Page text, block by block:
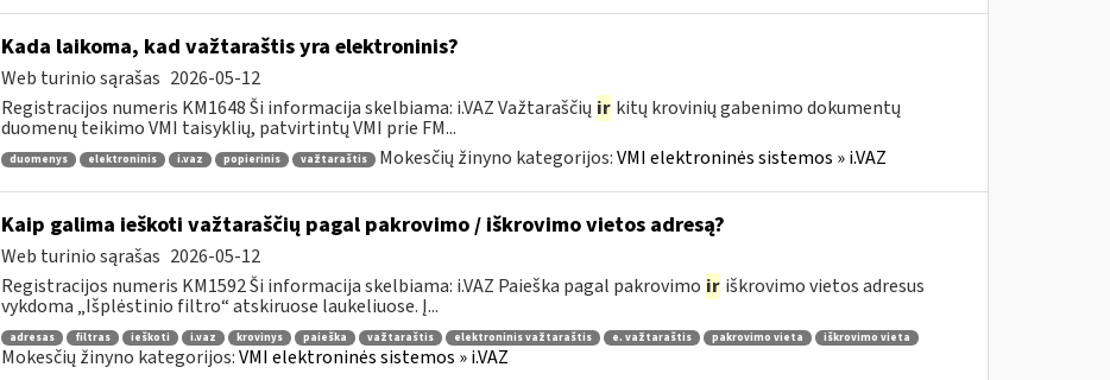
Kada laikoma, kad važtaraštis yra elektroninis?
Web turinio sąrašas 2026-05-12
Registracijos numeris KM1648 Ši informacija skelbiama: i.VAZ Važtaraščių ir kitų krovinių gabenimo dokumentų
duomenų teikimo VMI taisyklių, patvirtintų VMI prie FM...
duomenys elektroninis i.vaz popierinis važtaraštis Mokesčių žinyno kategorijos:VMI elektroninės sistemos » i.VAZ
Kaip galima ieškoti važtaraščių pagal pakrovimo / iškrovimo vietos adresą?
Web turinio sąrašas 2026-05-12
Registracijos numeris KM1592 Ši informacija skelbiama: i.VAZ Paieška pagal pakrovimo ir iškrovimo vietos adresus
vykdoma „Išplėstinio filtro“ atskiruose laukeliuose. Į...
adresas filtras ieškoti i.vaz krovinys paieška važtaraštis elektroninis važtaraštis e. važtaraštis pakrovimo vieta iškrovimo vieta
Mokesčių žinyno kategorijos:VMI elektroninės sistemos » i.VAZ